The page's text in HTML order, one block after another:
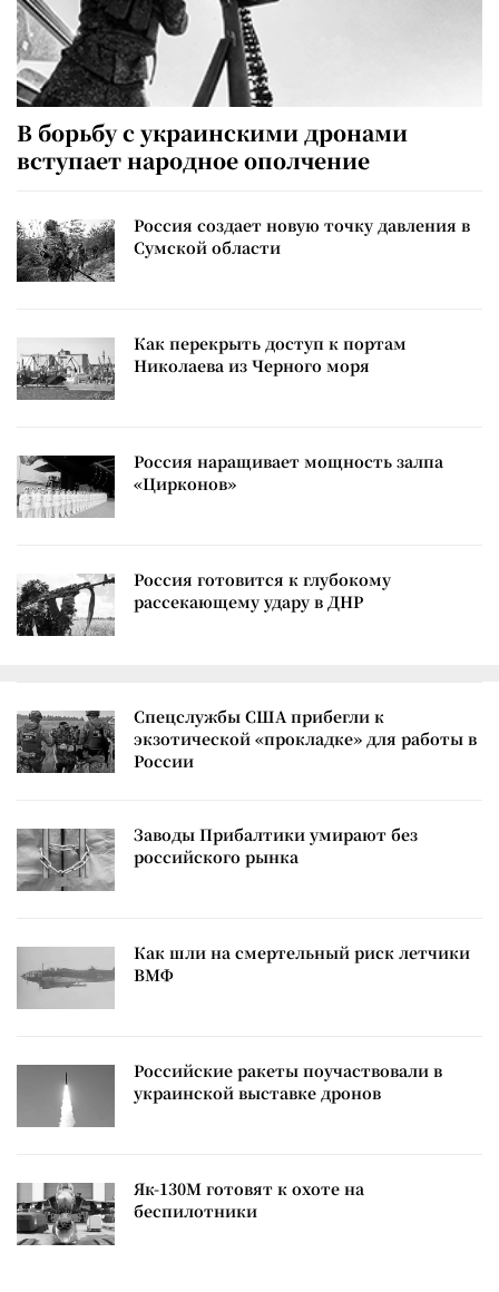
В борьбу с украинскими дронами
вступает народное ополчение
Россия создает новую точку давления в
Сумской области
Как перекрыть доступ к портам
Николаева из Черного моря
Россия наращивает мощность залпа
«Цирконов»
Россия готовится к глубокому
рассекающему удару в ДНР
Спецслужбы США прибегли к
экзотической «прокладке» для работы в
России
Заводы Прибалтики умирают без
российского рынка
Как шли на смертельный риск летчики
ВМФ
Российские ракеты поучаствовали в
украинской выставке дронов
Як-130М готовят к охоте на
беспилотники